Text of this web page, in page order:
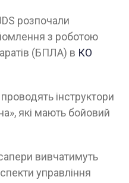
розпочали
з роботою
(БПЛА) в КО
інструктори
які мають бойовий
вивчатимуть
управління